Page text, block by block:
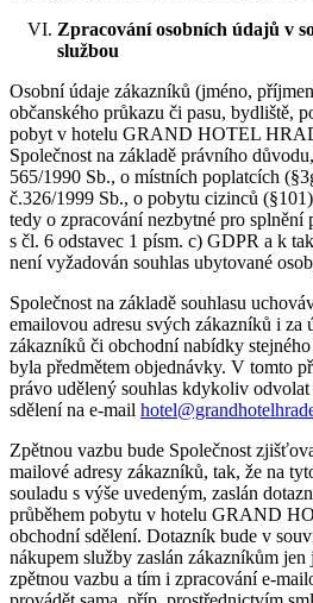
Zpracování osobních údajů v
službou
Osobní údaje zákazníků (jméno,
občanského průkazu či pasu, bydliště,
pobyt v hotelu GRAND HOTEL
Společnost na základě právního
565/1990 Sb., o místních poplatcích
č.326/1999 Sb., o pobytu cizinců
tedy o zpracování nezbytné pro
s čl. 6 odstavec 1 písm. c) GDPR a k
není vyžadován souhlas ubytované
Společnost na základě souhlasu
emailovou adresu svých zákazníků i za
zákazníků či obchodní nabídky
byla předmětem objednávky. V tomto
právo udělený souhlas kdykoliv
sdělení na e-mail
Zpětnou vazbu bude Společnost
mailové adresy zákazníků, tak, že na
souladu s výše uvedeným, zaslán
průběhem pobytu v hotelu GRAND
obchodní sdělení. Dotazník bude v
nákupem služby zaslán zákazníkům jen
zpětnou vazbu a tím i zpracování e-